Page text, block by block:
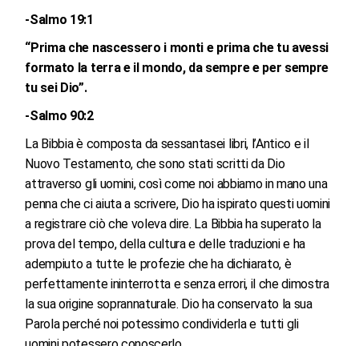
-Salmo 19:1
“Prima che nascessero i monti e prima che tu avessi
formato la terra e il mondo, da sempre e per sempre
tu sei Dio”.
-Salmo 90:2
La Bibbia è composta da sessantasei libri, l’Antico e il
Nuovo Testamento, che sono stati scritti da Dio
attraverso gli uomini, così come noi abbiamo in mano una
penna che ci aiuta a scrivere, Dio ha ispirato questi uomini
a registrare ciò che voleva dire. La Bibbia ha superato la
prova del tempo, della cultura e delle traduzioni e ha
adempiuto a tutte le profezie che ha dichiarato, è
perfettamente ininterrotta e senza errori, il che dimostra
la sua origine soprannaturale. Dio ha conservato la sua
Parola perché noi potessimo condividerla e tutti gli